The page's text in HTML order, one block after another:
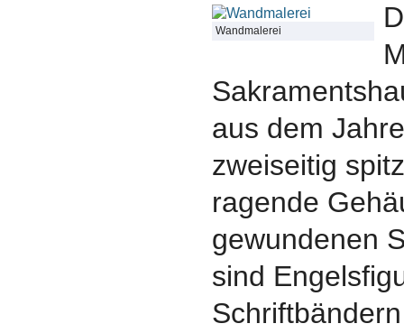
Wandmalerei
aus dem
zweiseitig
ragende
gewundenen
sind